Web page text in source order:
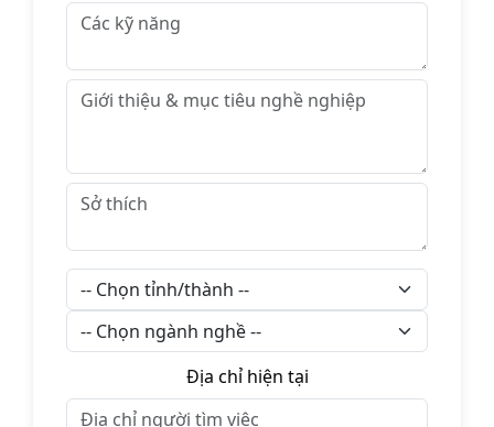
Địa chỉ hiện tại